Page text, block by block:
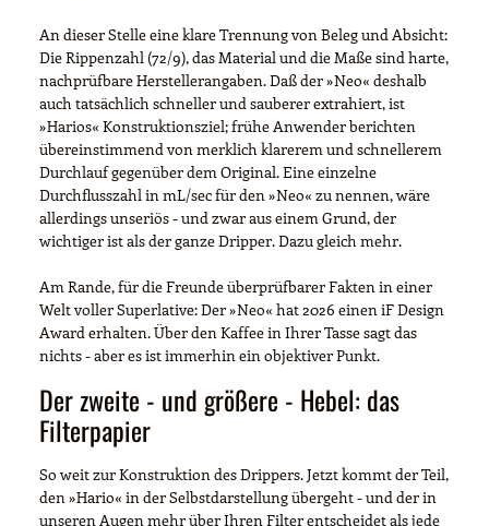
An dieser Stelle eine klare Trennung von Beleg und Absicht:
Die Rippenzahl (72/9), das Material und die Maße sind harte,
nachprüfbare Herstellerangaben. Daß der »Neo« deshalb
auch tatsächlich schneller und sauberer extrahiert, ist
»Harios« Konstruktionsziel; frühe Anwender berichten
übereinstimmend von merklich klarerem und schnellerem
Durchlauf gegenüber dem Original. Eine einzelne
Durchflusszahl in mL/sec für den »Neo« zu nennen, wäre
allerdings unseriös - und zwar aus einem Grund, der
wichtiger ist als der ganze Dripper. Dazu gleich mehr.
Am Rande, für die Freunde überprüfbarer Fakten in einer
Welt voller Superlative: Der »Neo« hat 2026 einen iF Design
Award erhalten. Über den Kaffee in Ihrer Tasse sagt das
nichts - aber es ist immerhin ein objektiver Punkt.
Der zweite - und größere - Hebel: das
Filterpapier
So weit zur Konstruktion des Drippers. Jetzt kommt der Teil,
den »Hario« in der Selbstdarstellung übergeht - und der in
unseren Augen mehr über Ihren Filter entscheidet als jede